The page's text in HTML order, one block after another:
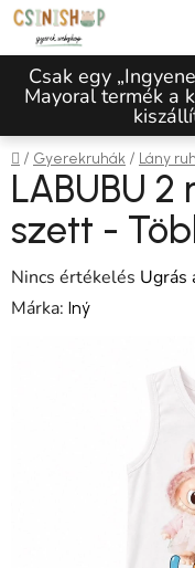
Ugrás a fő tartalomhoz
Csak egy
Mayoral termék a
Kezdőlap
/ Gyerekruhák / Lány
LABUBU 2
szett -
A termék átlagos
Nincs értékelés Ugrás
Márka: Iný